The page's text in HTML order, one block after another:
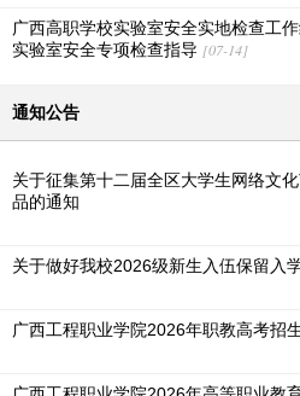
广西高职学校实验室安全实地检查工
实验室安全专项检查指导 [07-14]
通知公告
关于征集第十二届全区大学生网络文
品的通知
关于做好我校2026级新生入伍保留入
广西工程职业学院2026年职教高考招